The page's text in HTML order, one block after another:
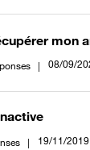
mon
‎08/09/
‎19/11/2019